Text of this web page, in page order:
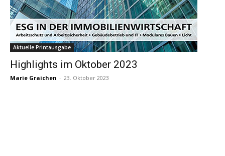
Aktuelle Printausgabe
Highlights im Oktober 2023
Marie Graichen - 23. Oktober 2023